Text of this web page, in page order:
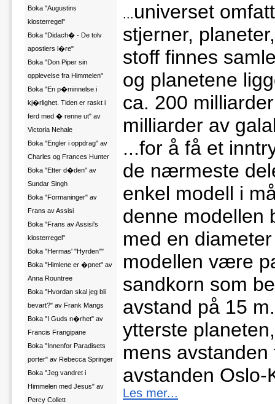
Boka "Augustins
klosterregel"
Boka "Didach� - De tolv
apostlers l�re"
Boka "Don Piper sin
opplevelse fra Himmelen"
Boka "En p�minnelse i
kj�rlighet. Tiden er raskt i
ferd med � renne ut" av
Victoria Nehale
Boka "Engler i oppdrag" av
Charles og Frances Hunter
Boka "Etter d�den" av
Sundar Singh
Boka "Formaninger" av
Frans av Assisi
Boka "Frans av Assisi's
klosterregel"
Boka "Hermas' "Hyrden""
Boka "Himlene er �pnet" av
Anna Rountree
Boka "Hvordan skal jeg bli
bevart?" av Frank Mangs
Boka "I Guds n�rhet" av
Francis Frangipane
Boka "Innenfor Paradisets
porter" av Rebecca Springer
Boka "Jeg vandret i
Himmelen med Jesus" av
Percy Collett
...universet
stjerner,
stoff finnes
og planetene
ca. 200
milliarder av
...for å få et
de nærmeste
enkel modell i
denne modellen
med en
modellen være
sandkorn som
avstand på 15
ytterste
mens
avstanden Oslo-
Les mer...